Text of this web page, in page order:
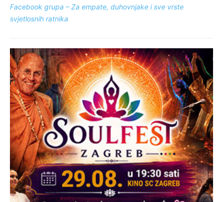
Facebook grupa – Za empate, duhovnjake i sve vrste
svjetlosnih ratnika